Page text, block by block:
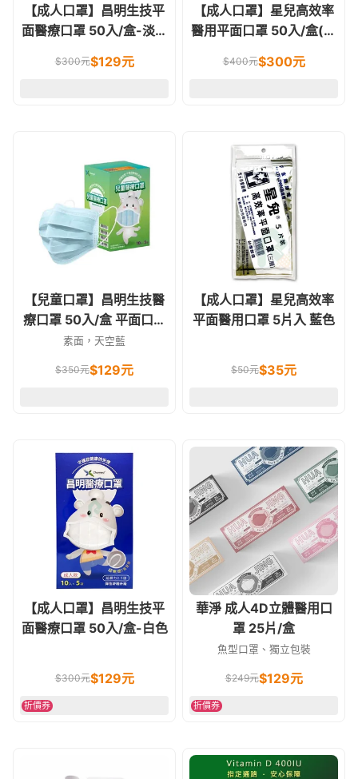
【成人口罩】昌明生技平
面醫療口罩 50入/盒-淡藍
$300元$129元
【成人口罩】星兒高效率
醫用平面口罩 50入/盒(藍
$400元$300元
【兒童口罩】昌明生技醫
療口罩 50入/盒 平面口罩
(天空藍)
素面，天空藍
$350元$129元
【成人口罩】星兒高效率
平面醫用口罩 5片入 藍色
$50元$35元
【成人口罩】昌明生技平
面醫療口罩 50入/盒-白色
$300元$129元
折價券
華淨 成人4D立體醫用口
罩 25片/盒
魚型口罩、獨立包裝
$249元$129元
折價券